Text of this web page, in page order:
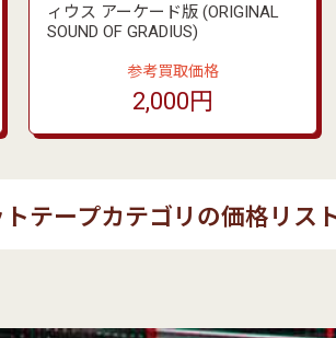
ィウス アーケード版 (ORIGINAL
SOUND OF GRADIUS)
参考買取価格
2,000円
トテープカテゴリの価格リス